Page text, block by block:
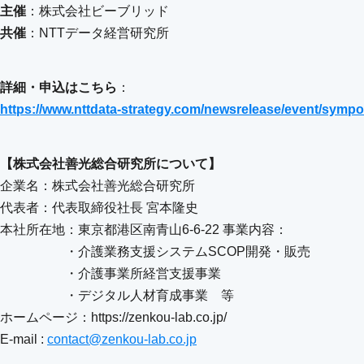
主催 ：株式会社ビーブリッド
共催 ：NTTデータ経営研究所
詳細・申込はこちら ：
https://www.nttdata-strategy.com/newsrelease/event/
【株式会社善光総合研究所について】
企業名：株式会社善光総合研究所
代表者：代表取締役社⻑ 宮本隆史
本社所在地：東京都港区南青山6-6-22 事業内容：
・介護業務支援システムSCOP開発・販
・介護事業所経営支援事業
・デジタル人材育成事業 等
ホームページ：https://zenkou-lab.co.jp/
E-mail : contact@zenkou-lab.co.jp